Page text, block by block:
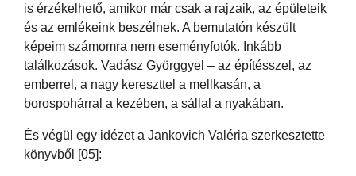
is érzékelhető, amikor már csak a rajzaik, az épületeik
és az emlékeink beszélnek. A bemutatón készült
képeim számomra nem eseményfotók. Inkább
találkozások. Vadász Györggyel – az építésszel, az
emberrel, a nagy kereszttel a mellkasán, a
borospohárral a kezében, a sállal a nyakában.
És végül egy idézet a Jankovich Valéria szerkesztette
könyvből [05]: